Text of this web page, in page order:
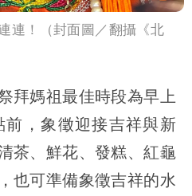
連！（封面圖／翻攝《北
拜媽祖最佳時段為早上
，象徵迎接吉祥與新
茶、鮮花、發糕、紅龜
也可準備象徵吉祥的水